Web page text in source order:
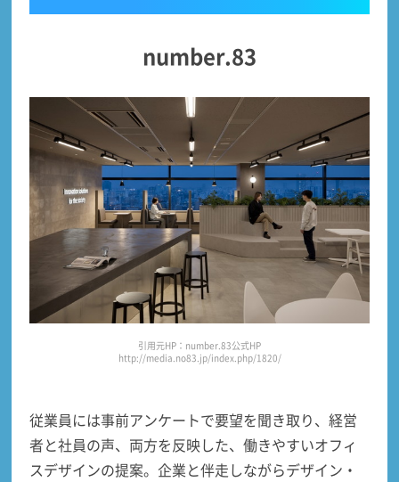
number.83
引用元HP：number.83公式HP
http://media.no83.jp/index.php/1820/
従業員には事前アンケートで要望を聞き取り、経営
者と社員の声、両方を反映した、働きやすいオフィ
スデザインの提案。企業と伴走しながらデザイン・